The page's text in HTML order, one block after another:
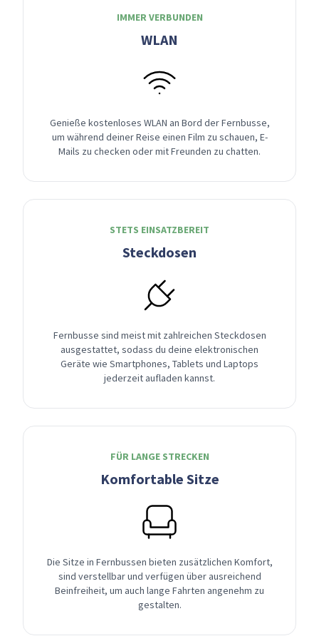
IMMER VERBUNDEN
WLAN
Genieße kostenloses WLAN an Bord der Fernbusse,
um während deiner Reise einen Film zu schauen, E-
Mails zu checken oder mit Freunden zu chatten.
STETS EINSATZBEREIT
Steckdosen
Fernbusse sind meist mit zahlreichen Steckdosen
ausgestattet, sodass du deine elektronischen
Geräte wie Smartphones, Tablets und Laptops
jederzeit aufladen kannst.
FÜR LANGE STRECKEN
Komfortable Sitze
Die Sitze in Fernbussen bieten zusätzlichen Komfort,
sind verstellbar und verfügen über ausreichend
Beinfreiheit, um auch lange Fahrten angenehm zu
gestalten.